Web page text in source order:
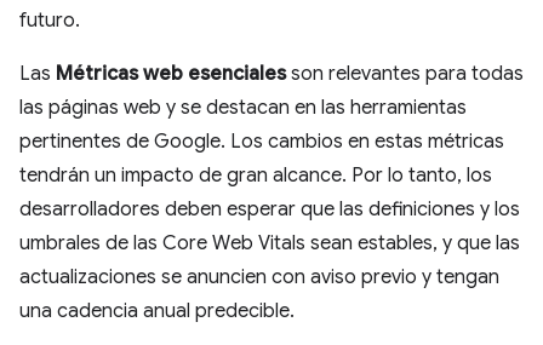
futuro.
Las Métricas web esencialesson relevantes para todas
las páginas web y se destacan en las herramientas
pertinentes de Google. Los cambios en estas métricas
tendrán un impacto de gran alcance. Por lo tanto, los
desarrolladores deben esperar que las definiciones y los
umbrales de las Core Web Vitals sean estables, y que las
actualizaciones se anuncien con aviso previo y tengan
una cadencia anual predecible.